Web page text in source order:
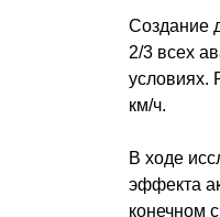
Создание
2/3 всех
условиях.
км/ч.
В ходе
эффекта
конечном